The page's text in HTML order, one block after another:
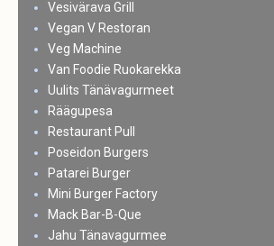
Vesivärava Grill
Vegan V Restoran
Veg Machine
Van Foodie Ruokarekka
Uulits Tänävagurmeet
Räägupesa
Restaurant Pull
Poseidon Burgers
Patarei Burger
Mini Burger Factory
Mack Bar-B-Que
Jahu Tänavagurmee